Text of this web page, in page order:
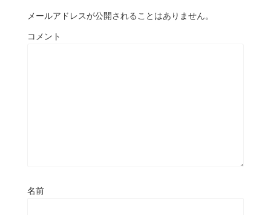
メールアドレスが公開されることはありません。
コメント
名前